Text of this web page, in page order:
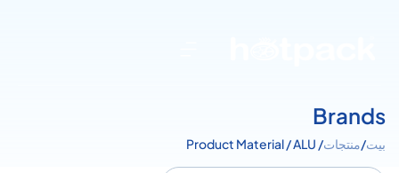
Brands
بيت/منتجات/ Product Material / ALU